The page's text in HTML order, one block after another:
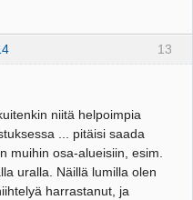
13
niitä helpoimpia
... pitäisi saada
muihin osa-alueisiin, esim.
uralla. Näillä lumilla olen
harrastanut, ja